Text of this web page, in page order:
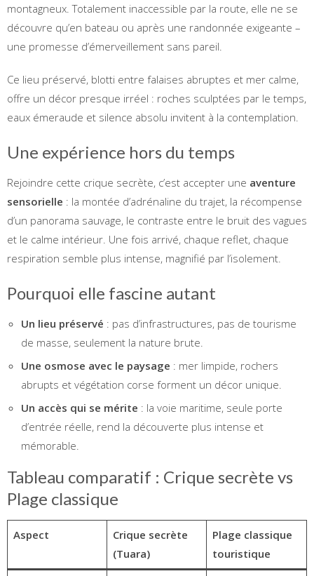
montagneux. Totalement inaccessible par la route, elle ne se
découvre qu’en bateau ou après une randonnée exigeante –
une promesse d’émerveillement sans pareil.
Ce lieu préservé, blotti entre falaises abruptes et mer calme,
offre un décor presque irréel : roches sculptées par le temps,
eaux émeraude et silence absolu invitent à la contemplation.
Une expérience hors du temps
Rejoindre cette crique secrète, c’est accepter une aventure
sensorielle : la montée d’adrénaline du trajet, la récompense
d’un panorama sauvage, le contraste entre le bruit des vagues
et le calme intérieur. Une fois arrivé, chaque reflet, chaque
respiration semble plus intense, magnifié par l’isolement.
Pourquoi elle fascine autant
Un lieu préservé : pas d’infrastructures, pas de tourisme
de masse, seulement la nature brute.
Une osmose avec le paysage : mer limpide, rochers
abrupts et végétation corse forment un décor unique.
Un accès qui se mérite : la voie maritime, seule porte
d’entrée réelle, rend la découverte plus intense et
mémorable.
Tableau comparatif : Crique secrète vs
Plage classique
Aspect
Crique secrète
(Tuara)
Plage classique
touristique